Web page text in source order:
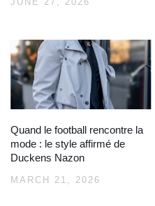
Quand le football rencontre la
mode : le style affirmé de
Duckens Nazon
MARCH 21, 2026